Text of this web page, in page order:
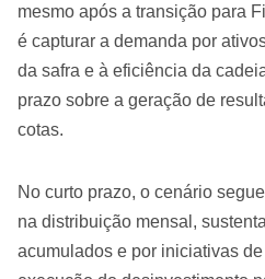
mesmo após a transição para
é capturar a demanda por
da safra e à eficiência da
prazo sobre a geração de
cotas.
No curto prazo, o cenário
na distribuição mensal,
acumulados e por iniciativas